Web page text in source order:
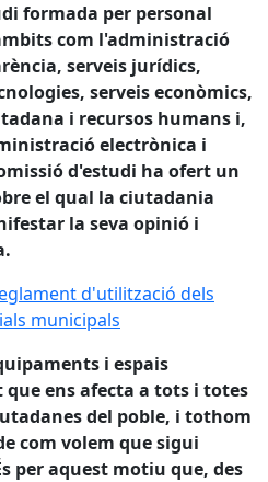
formada per personal
com l'administració
serveis jurídics,
serveis econòmics,
i recursos humans i,
electrònica i
d'estudi ha ofert un
el qual la ciutadania
la seva opinió i
d'utilització dels
d'utilització dels
municipals
i espais
ens afecta a tots i totes
del poble, i tothom
com volem que sigui
per aquest motiu que, des